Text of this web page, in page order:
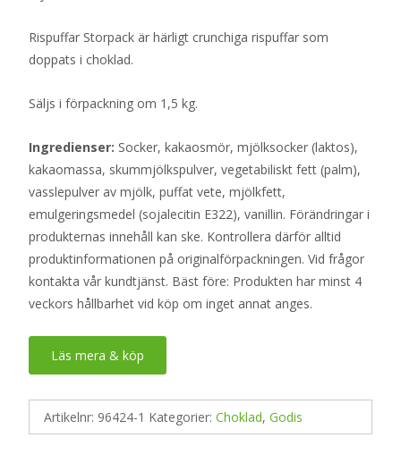
Rispuffar Storpack är härligt crunchiga rispuffar som
doppats i choklad.
Säljs i förpackning om 1,5 kg.
Ingredienser: Socker, kakaosmör, mjölksocker (laktos),
kakaomassa, skummjölkspulver, vegetabiliskt fett (palm),
vasslepulver av mjölk, puffat vete, mjölkfett,
emulgeringsmedel (sojalecitin E322), vanillin. Förändringar i
produkternas innehåll kan ske. Kontrollera därför alltid
produktinformationen på originalförpackningen. Vid frågor
kontakta vår kundtjänst. Bäst före: Produkten har minst 4
veckors hållbarhet vid köp om inget annat anges.
Läs mera & köp
Artikelnr: 96424-1 Kategorier: Choklad, Godis